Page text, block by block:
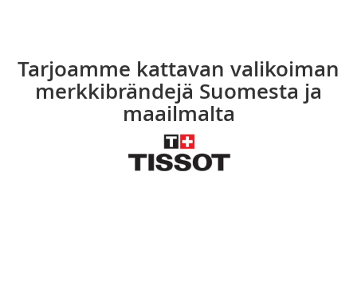
Tarjoamme kattavan valikoiman
merkkibrändejä Suomesta ja
maailmalta